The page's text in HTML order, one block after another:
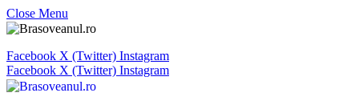
Close Menu
Facebook X (Twitter) Instagram
Facebook X (Twitter) Instagram